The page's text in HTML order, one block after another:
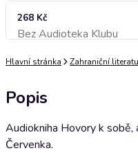
268 Kč
Bez Audioteka KlubuPřidat
Hlavní stránka Zahraniční
Popis
Audiokniha Hovory k
Červenka.